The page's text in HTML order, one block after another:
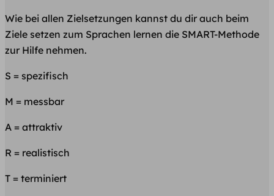
Wie bei allen Zielsetzungen kannst du dir auch beim
Ziele setzen zum Sprachen lernen die SMART-Methode
zur Hilfe nehmen.
S = spezifisch
M = messbar
A = attraktiv
R = realistisch
T = terminiert